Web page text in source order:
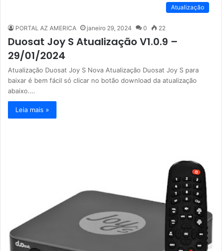
Atualização
PORTAL AZ AMERICA janeiro 29, 2024 0 22
Duosat Joy S Atualização V1.0.9 –
29/01/2024
Atualização Duosat Joy S Nova Atualização Duosat Joy S para
baixar é bem fácil só clicar no botão download da atualização
abaixo.…
Leia mais »